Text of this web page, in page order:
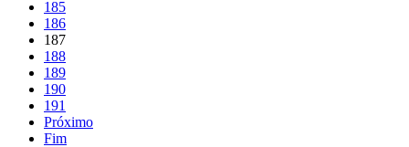
185
186
187
188
189
190
191
Próximo
Fim